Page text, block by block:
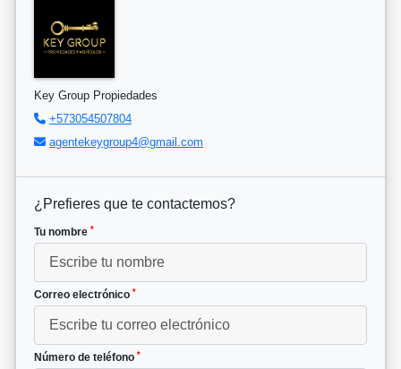
Key Group Propiedades
+573054507804
agentekeygroup4@gmail.com
¿Prefieres que te contactemos?
Tu nombre *
Correo electrónico *
Número de teléfono *